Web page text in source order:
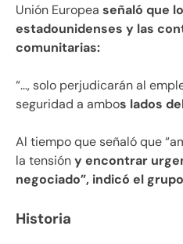
Unión Europea señaló que
estadounidenses y las
comunitarias:
“…, solo perjudicarán al
seguridad a ambos lados
Al tiempo que señaló que
la tensióny encontrar
negociado”, indicó el
Historia